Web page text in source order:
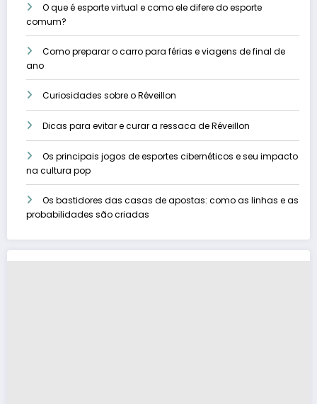
O que é esporte virtual e como ele difere do esporte
comum?
Como preparar o carro para férias e viagens de final de
ano
Curiosidades sobre o Réveillon
Dicas para evitar e curar a ressaca de Réveillon
Os principais jogos de esportes cibernéticos e seu impacto
na cultura pop
Os bastidores das casas de apostas: como as linhas e as
probabilidades são criadas